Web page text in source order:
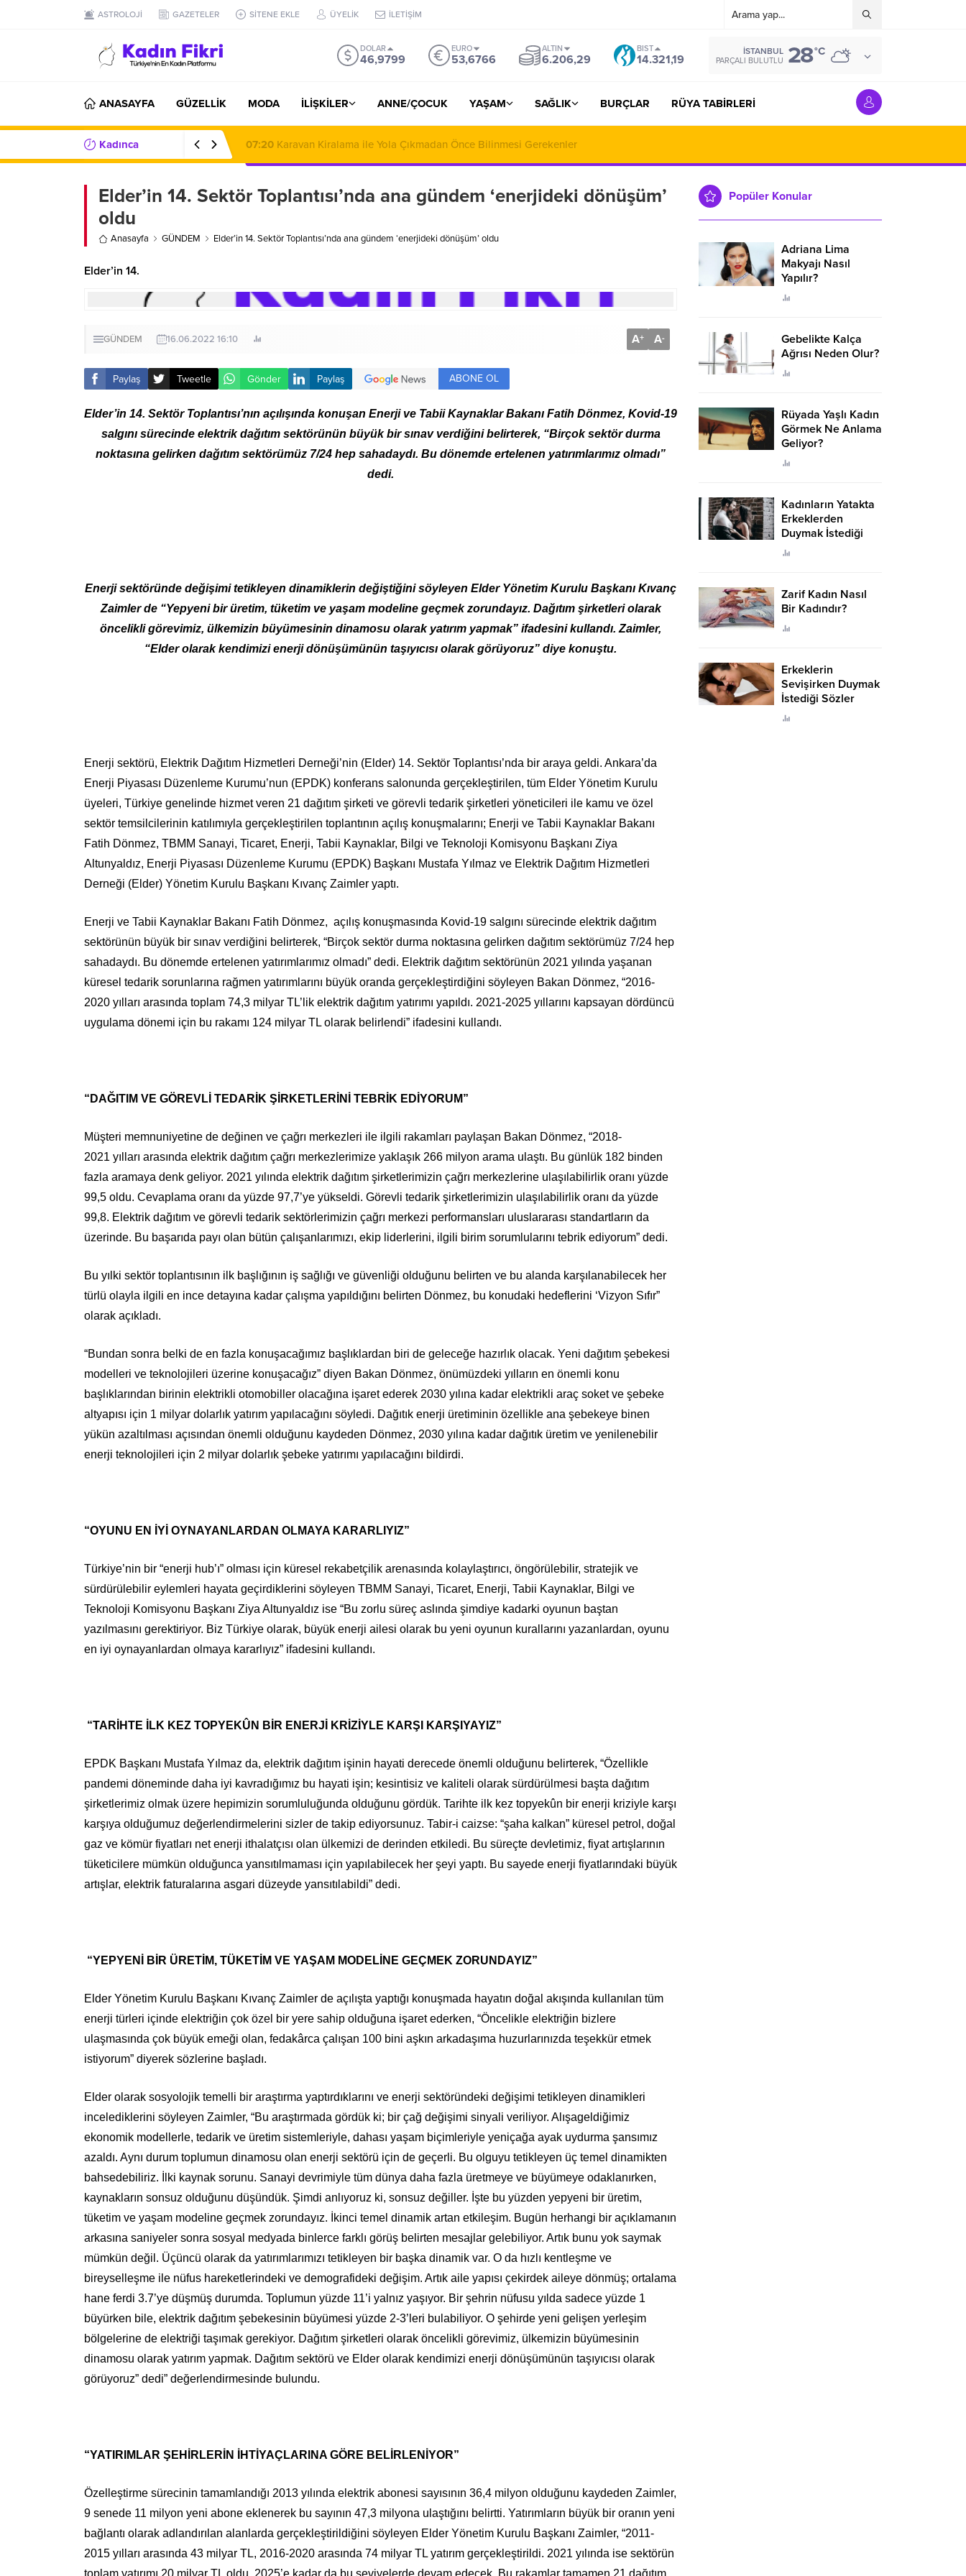
ASTROLOJİ GAZETELER SİTENE EKLE ÜYELİK İLETİŞİM
DOLAR
46,9799
EURO
53,6766
ALTIN
6.206,29
BIST
14.321,19
İSTANBUL
PARÇALI BULUTLU 28°C
ANASAYFA GÜZELLİK MODA İLİŞKİLER ANNE/ÇOCUK YAŞAM SAĞLIK BURÇLAR RÜYA TABİRLERİ
Kadınca 07:20 Karavan Kiralama ile Yola Çıkmadan Önce Bilinmesi Gerekenler
Elder’in 14. Sektör Toplantısı’nda ana gündem ‘enerjideki dönüşüm’
oldu
Anasayfa GÜNDEM Elder’in 14. Sektör Toplantısı’nda ana gündem ‘enerjideki dönüşüm’ oldu
Elder’in 14.
GÜNDEM 16.06.2022 16:10 A+ A-
Paylaş Tweetle Gönder Paylaş ABONE OL
Elder’in 14. Sektör Toplantısı’nın açılışında konuşan Enerji ve Tabii Kaynaklar Bakanı Fatih Dönmez, Kovid-19
salgını sürecinde elektrik dağıtım sektörünün büyük bir sınav verdiğini belirterek, “Birçok sektör durma
noktasına gelirken dağıtım sektörümüz 7/24 hep sahadaydı. Bu dönemde ertelenen yatırımlarımız olmadı”
dedi.
Enerji sektöründe değişimi tetikleyen dinamiklerin değiştiğini söyleyen Elder Yönetim Kurulu Başkanı Kıvanç
Zaimler de “Yepyeni bir üretim, tüketim ve yaşam modeline geçmek zorundayız. Dağıtım şirketleri olarak
öncelikli görevimiz, ülkemizin büyümesinin dinamosu olarak yatırım yapmak” ifadesini kullandı. Zaimler,
“Elder olarak kendimizi enerji dönüşümünün taşıyıcısı olarak görüyoruz” diye konuştu.
Enerji sektörü, Elektrik Dağıtım Hizmetleri Derneği’nin (Elder) 14. Sektör Toplantısı’nda bir araya geldi. Ankara’da
Enerji Piyasası Düzenleme Kurumu’nun (EPDK) konferans salonunda gerçekleştirilen, tüm Elder Yönetim Kurulu
üyeleri, Türkiye genelinde hizmet veren 21 dağıtım şirketi ve görevli tedarik şirketleri yöneticileri ile kamu ve özel
sektör temsilcilerinin katılımıyla gerçekleştirilen toplantının açılış konuşmalarını; Enerji ve Tabii Kaynaklar Bakanı
Fatih Dönmez, TBMM Sanayi, Ticaret, Enerji, Tabii Kaynaklar, Bilgi ve Teknoloji Komisyonu Başkanı Ziya
Altunyaldız, Enerji Piyasası Düzenleme Kurumu (EPDK) Başkanı Mustafa Yılmaz ve Elektrik Dağıtım Hizmetleri
Derneği (Elder) Yönetim Kurulu Başkanı Kıvanç Zaimler yaptı.
Enerji ve Tabii Kaynaklar Bakanı Fatih Dönmez, açılış konuşmasında Kovid-19 salgını sürecinde elektrik dağıtım
sektörünün büyük bir sınav verdiğini belirterek, “Birçok sektör durma noktasına gelirken dağıtım sektörümüz 7/24 hep
sahadaydı. Bu dönemde ertelenen yatırımlarımız olmadı” dedi. Elektrik dağıtım sektörünün 2021 yılında yaşanan
küresel tedarik sorunlarına rağmen yatırımlarını büyük oranda gerçekleştirdiğini söyleyen Bakan Dönmez, “2016-
2020 yılları arasında toplam 74,3 milyar TL’lik elektrik dağıtım yatırımı yapıldı. 2021-2025 yıllarını kapsayan dördüncü
uygulama dönemi için bu rakamı 124 milyar TL olarak belirlendi” ifadesini kullandı.
“DAĞITIM VE GÖREVLİ TEDARİK ŞİRKETLERİNİ TEBRİK EDİYORUM”
Müşteri memnuniyetine de değinen ve çağrı merkezleri ile ilgili rakamları paylaşan Bakan Dönmez, “2018-
2021 yılları arasında elektrik dağıtım çağrı merkezlerimize yaklaşık 266 milyon arama ulaştı. Bu günlük 182 binden
fazla aramaya denk geliyor. 2021 yılında elektrik dağıtım şirketlerimizin çağrı merkezlerine ulaşılabilirlik oranı yüzde
99,5 oldu. Cevaplama oranı da yüzde 97,7’ye yükseldi. Görevli tedarik şirketlerimizin ulaşılabilirlik oranı da yüzde
99,8. Elektrik dağıtım ve görevli tedarik sektörlerimizin çağrı merkezi performansları uluslararası standartların da
üzerinde. Bu başarıda payı olan bütün çalışanlarımızı, ekip liderlerini, ilgili birim sorumlularını tebrik ediyorum” dedi.
Bu yılki sektör toplantısının ilk başlığının iş sağlığı ve güvenliği olduğunu belirten ve bu alanda karşılanabilecek her
türlü olayla ilgili en ince detayına kadar çalışma yapıldığını belirten Dönmez, bu konudaki hedeflerini ‘Vizyon Sıfır”
olarak açıkladı.
“Bundan sonra belki de en fazla konuşacağımız başlıklardan biri de geleceğe hazırlık olacak. Yeni dağıtım şebekesi
modelleri ve teknolojileri üzerine konuşacağız” diyen Bakan Dönmez, önümüzdeki yılların en önemli konu
başlıklarından birinin elektrikli otomobiller olacağına işaret ederek 2030 yılına kadar elektrikli araç soket ve şebeke
altyapısı için 1 milyar dolarlık yatırım yapılacağını söyledi. Dağıtık enerji üretiminin özellikle ana şebekeye binen
yükün azaltılması açısından önemli olduğunu kaydeden Dönmez, 2030 yılına kadar dağıtık üretim ve yenilenebilir
enerji teknolojileri için 2 milyar dolarlık şebeke yatırımı yapılacağını bildirdi.
“OYUNU EN İYİ OYNAYANLARDAN OLMAYA KARARLIYIZ”
Türkiye’nin bir “enerji hub’ı” olması için küresel rekabetçilik arenasında kolaylaştırıcı, öngörülebilir, stratejik ve
sürdürülebilir eylemleri hayata geçirdiklerini söyleyen TBMM Sanayi, Ticaret, Enerji, Tabii Kaynaklar, Bilgi ve
Teknoloji Komisyonu Başkanı Ziya Altunyaldız ise “Bu zorlu süreç aslında şimdiye kadarki oyunun baştan
yazılmasını gerektiriyor. Biz Türkiye olarak, büyük enerji ailesi olarak bu yeni oyunun kurallarını yazanlardan, oyunu
en iyi oynayanlardan olmaya kararlıyız” ifadesini kullandı.
“TARİHTE İLK KEZ TOPYEKÛN BİR ENERJİ KRİZİYLE KARŞI KARŞIYAYIZ”
EPDK Başkanı Mustafa Yılmaz da, elektrik dağıtım işinin hayati derecede önemli olduğunu belirterek, “Özellikle
pandemi döneminde daha iyi kavradığımız bu hayati işin; kesintisiz ve kaliteli olarak sürdürülmesi başta dağıtım
şirketlerimiz olmak üzere hepimizin sorumluluğunda olduğunu gördük. Tarihte ilk kez topyekûn bir enerji kriziyle karşı
karşıya olduğumuz değerlendirmelerini sizler de takip ediyorsunuz. Tabir-i caizse: “şaha kalkan” küresel petrol, doğal
gaz ve kömür fiyatları net enerji ithalatçısı olan ülkemizi de derinden etkiledi. Bu süreçte devletimiz, fiyat artışlarının
tüketicilere mümkün olduğunca yansıtılmaması için yapılabilecek her şeyi yaptı. Bu sayede enerji fiyatlarındaki büyük
artışlar, elektrik faturalarına asgari düzeyde yansıtılabildi” dedi.
“YEPYENİ BİR ÜRETİM, TÜKETİM VE YAŞAM MODELİNE GEÇMEK ZORUNDAYIZ”
Elder Yönetim Kurulu Başkanı Kıvanç Zaimler de açılışta yaptığı konuşmada hayatın doğal akışında kullanılan tüm
enerji türleri içinde elektriğin çok özel bir yere sahip olduğuna işaret ederken, “Öncelikle elektriğin bizlere
ulaşmasında çok büyük emeği olan, fedakârca çalışan 100 bini aşkın arkadaşıma huzurlarınızda teşekkür etmek
istiyorum” diyerek sözlerine başladı.
Elder olarak sosyolojik temelli bir araştırma yaptırdıklarını ve enerji sektöründeki değişimi tetikleyen dinamikleri
incelediklerini söyleyen Zaimler, “Bu araştırmada gördük ki; bir çağ değişimi sinyali veriliyor. Alışageldiğimiz
ekonomik modellerle, tedarik ve üretim sistemleriyle, dahası yaşam biçimleriyle yeniçağa ayak uydurma şansımız
azaldı. Aynı durum toplumun dinamosu olan enerji sektörü için de geçerli. Bu olguyu tetikleyen üç temel dinamikten
bahsedebiliriz. İlki kaynak sorunu. Sanayi devrimiyle tüm dünya daha fazla üretmeye ve büyümeye odaklanırken,
kaynakların sonsuz olduğunu düşündük. Şimdi anlıyoruz ki, sonsuz değiller. İşte bu yüzden yepyeni bir üretim,
tüketim ve yaşam modeline geçmek zorundayız. İkinci temel dinamik artan etkileşim. Bugün herhangi bir açıklamanın
arkasına saniyeler sonra sosyal medyada binlerce farklı görüş belirten mesajlar gelebiliyor. Artık bunu yok saymak
mümkün değil. Üçüncü olarak da yatırımlarımızı tetikleyen bir başka dinamik var. O da hızlı kentleşme ve
bireyselleşme ile nüfus hareketlerindeki ve demografideki değişim. Artık aile yapısı çekirdek aileye dönmüş; ortalama
hane ferdi 3.7’ye düşmüş durumda. Toplumun yüzde 11’i yalnız yaşıyor. Bir şehrin nüfusu yılda sadece yüzde 1
büyürken bile, elektrik dağıtım şebekesinin büyümesi yüzde 2-3’leri bulabiliyor. O şehirde yeni gelişen yerleşim
bölgelerine de elektriği taşımak gerekiyor. Dağıtım şirketleri olarak öncelikli görevimiz, ülkemizin büyümesinin
dinamosu olarak yatırım yapmak. Dağıtım sektörü ve Elder olarak kendimizi enerji dönüşümünün taşıyıcısı olarak
görüyoruz” dedi” değerlendirmesinde bulundu.
“YATIRIMLAR ŞEHİRLERİN İHTİYAÇLARINA GÖRE BELİRLENİYOR”
Özelleştirme sürecinin tamamlandığı 2013 yılında elektrik abonesi sayısının 36,4 milyon olduğunu kaydeden Zaimler,
9 senede 11 milyon yeni abone eklenerek bu sayının 47,3 milyona ulaştığını belirtti. Yatırımların büyük bir oranın yeni
bağlantı olarak adlandırılan alanlarda gerçekleştirildiğini söyleyen Elder Yönetim Kurulu Başkanı Zaimler, “2011-
2015 yılları arasında 43 milyar TL, 2016-2020 arasında 74 milyar TL yatırım gerçekleştirildi. 2021 yılında ise sektörün
toplam yatırımı 20 milyar TL oldu. 2025’e kadar da bu seviyelerde devam edecek. Bu rakamlar tamamen 21 dağıtım
Popüler Konular
Adriana Lima
Makyajı Nasıl
Yapılır?
Gebelikte Kalça
Ağrısı Neden Olur?
Rüyada Yaşlı Kadın
Görmek Ne Anlama
Geliyor?
Kadınların Yatakta
Erkeklerden
Duymak İstediği
Sözler
Zarif Kadın Nasıl
Bir Kadındır?
Erkeklerin
Sevişirken Duymak
İstediği Sözler
Neler?